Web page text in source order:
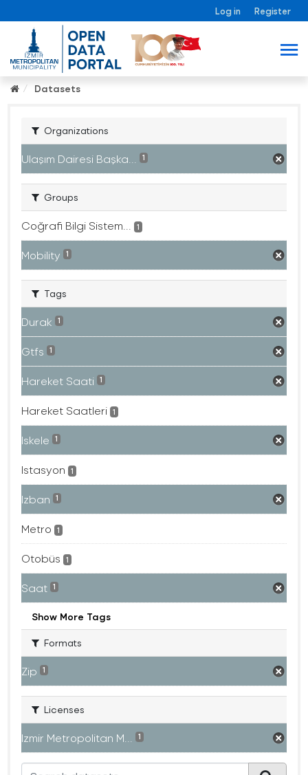
Log in Register
Datasets
Organizations
Ulaşım Dairesi Başka... 1
Groups
Coğrafi Bilgi Sistem... 1
Mobility 1
Tags
Durak 1
Gtfs 1
Hareket Saati 1
Hareket Saatleri 1
Iskele 1
Istasyon 1
Izban 1
Metro 1
Otobüs 1
Saat 1
Show More Tags
Formats
Zip 1
Licenses
Izmir Metropolitan M... 1